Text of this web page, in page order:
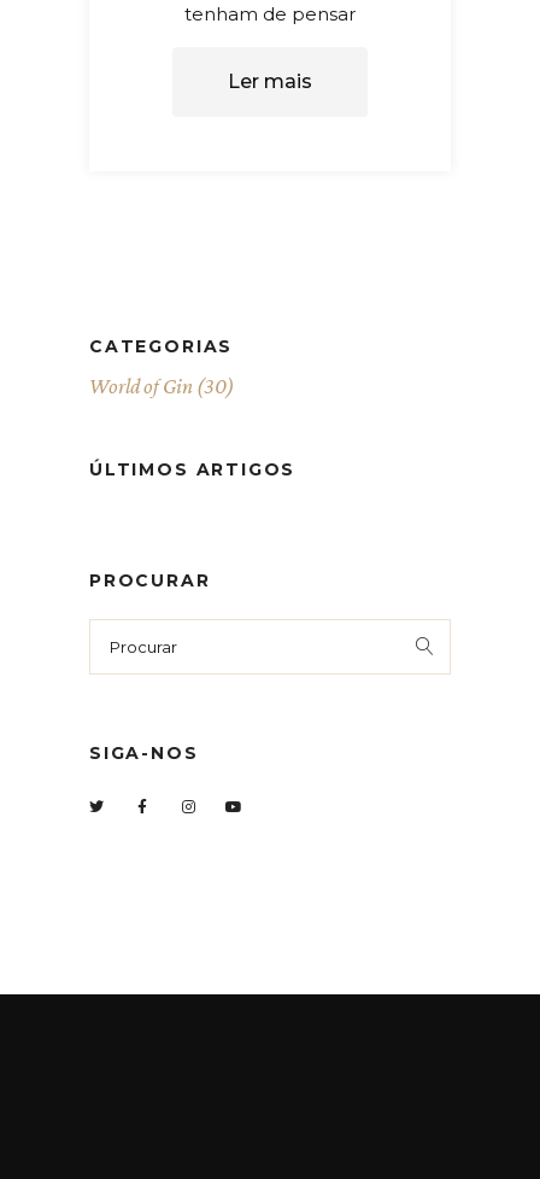
tenham de pensar
Ler mais
CATEGORIAS
World of Gin (30)
ÚLTIMOS ARTIGOS
PROCURAR
SIGA-NOS